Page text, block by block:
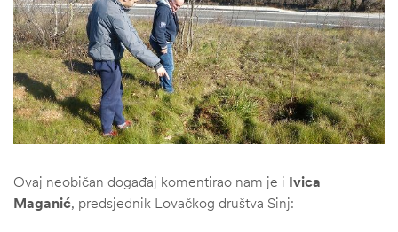
Ovaj neobičan događaj komentirao nam je i Ivica
Maganić, predsjednik Lovačkog društva Sinj: